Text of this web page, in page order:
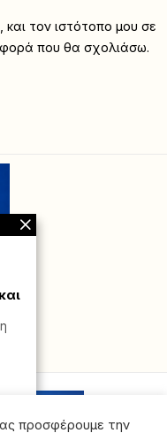
τον ιστότοπο μου σε
που θα σχολιάσω.
προσφέρουμε την